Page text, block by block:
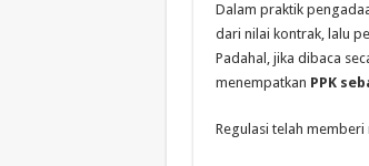
Dalam praktik
dari nilai kontrak, lalu
Padahal, jika dibaca
menempatkan PPK
Regulasi telah